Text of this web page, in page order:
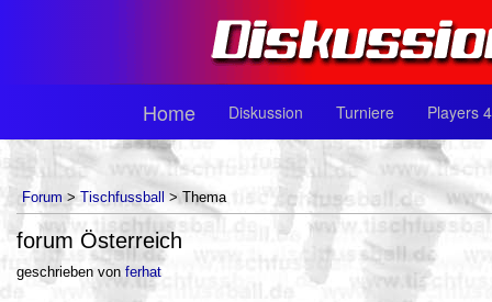
Home Diskussion Turniere Players
Forum > Tischfussball > Thema
forum Österreich
geschrieben von ferhat